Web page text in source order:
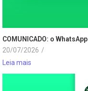
COMUNICADO: o
20/07/2026 /
Leia mais